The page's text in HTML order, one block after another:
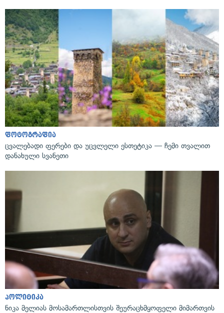
ფოტოგრაფია
ცვალებადი ფერები და უცვლელი ესთეტიკა — ჩემი თვალით
დანახული სვანეთი
პოლიტიკა
ნიკა მელიას მოსამართლისთვის შეურაცხმყოფელი მიმართვის